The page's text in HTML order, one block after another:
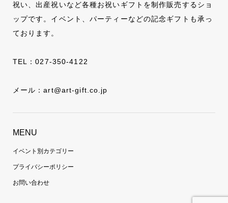
祝い、出産祝いなど各種お祝いギフトを制作販売するショ
ップです。イベント、パーティーなどの記念ギフトも承っ
ております。
TEL：027-350-4122
メール：art@art-gift.co.jp
MENU
イベント別カテゴリー
プライバシーポリシー
お問い合わせ